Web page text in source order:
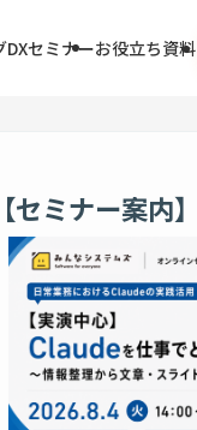
DXセミナーお役立ち資料
【セミナー案内】